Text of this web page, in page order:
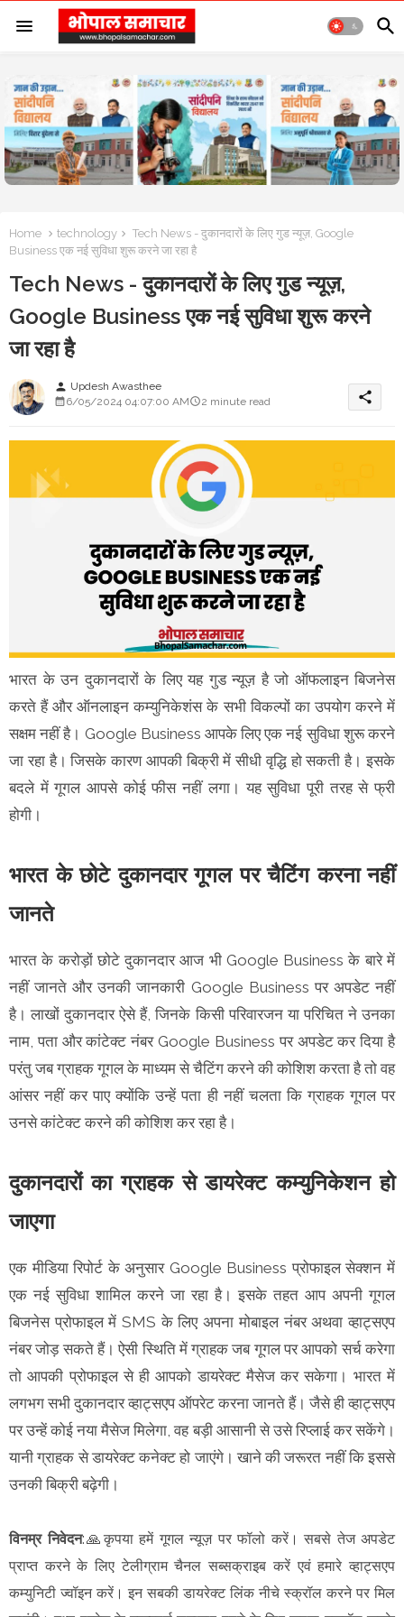
Home technology
Tech News - दुकानदारों के लिए गुड न्यूज़, Google
Business एक नई सुविधा शुरू करने जा रहा है
Tech News - दुकानदारों के लिए गुड न्यूज़,
Google Business एक नई सुविधा शुरू करने
जा रहा है
person Updesh Awasthee
6/05/2024 04:07:00 AM
2 minute read share
भारत के उन दुकानदारों के लिए यह गुड न्यूज़ है जो ऑफलाइन बिजनेस
करते हैं और ऑनलाइन कम्युनिकेशंस के सभी विकल्पों का उपयोग करने में
सक्षम नहीं है। Google Business आपके लिए एक नई सुविधा शुरू करने
जा रहा है। जिसके कारण आपकी बिक्री में सीधी वृद्धि हो सकती है। इसके
बदले में गूगल आपसे कोई फीस नहीं लगा। यह सुविधा पूरी तरह से फ्री
होगी।
भारत के छोटे दुकानदार गूगल पर चैटिंग करना नहीं
जानते
भारत के करोड़ों छोटे दुकानदार आज भी Google Business के बारे में
नहीं जानते और उनकी जानकारी Google Business पर अपडेट नहीं
है। लाखों दुकानदार ऐसे हैं, जिनके किसी परिवारजन या परिचित ने उनका
नाम, पता और कांटेक्ट नंबर Google Business पर अपडेट कर दिया है
परंतु जब ग्राहक गूगल के माध्यम से चैटिंग करने की कोशिश करता है तो वह
आंसर नहीं कर पाए क्योंकि उन्हें पता ही नहीं चलता कि ग्राहक गूगल पर
उनसे कांटेक्ट करने की कोशिश कर रहा है।
दुकानदारों का ग्राहक से डायरेक्ट कम्युनिकेशन हो
जाएगा
एक मीडिया रिपोर्ट के अनुसार Google Business प्रोफाइल सेक्शन में
एक नई सुविधा शामिल करने जा रहा है। इसके तहत आप अपनी गूगल
बिजनेस प्रोफाइल में SMS के लिए अपना मोबाइल नंबर अथवा व्हाट्सएप
नंबर जोड़ सकते हैं। ऐसी स्थिति में ग्राहक जब गूगल पर आपको सर्च करेगा
तो आपकी प्रोफाइल से ही आपको डायरेक्ट मैसेज कर सकेगा। भारत में
लगभग सभी दुकानदार व्हाट्सएप ऑपरेट करना जानते हैं। जैसे ही व्हाट्सएप
पर उन्हें कोई नया मैसेज मिलेगा, वह बड़ी आसानी से उसे रिप्लाई कर सकेंगे।
यानी ग्राहक से डायरेक्ट कनेक्ट हो जाएंगे। खाने की जरूरत नहीं कि इससे
उनकी बिक्री बढ़ेगी।
विनम्र निवेदन:🙏कृपया हमें गूगल न्यूज़ पर फॉलो करें। सबसे तेज अपडेट
प्राप्त करने के लिए टेलीग्राम चैनल सब्सक्राइब करें एवं हमारे व्हाट्सएप
कम्युनिटी ज्वॉइन करें। इन सबकी डायरेक्ट लिंक नीचे स्क्रॉल करने पर मिल